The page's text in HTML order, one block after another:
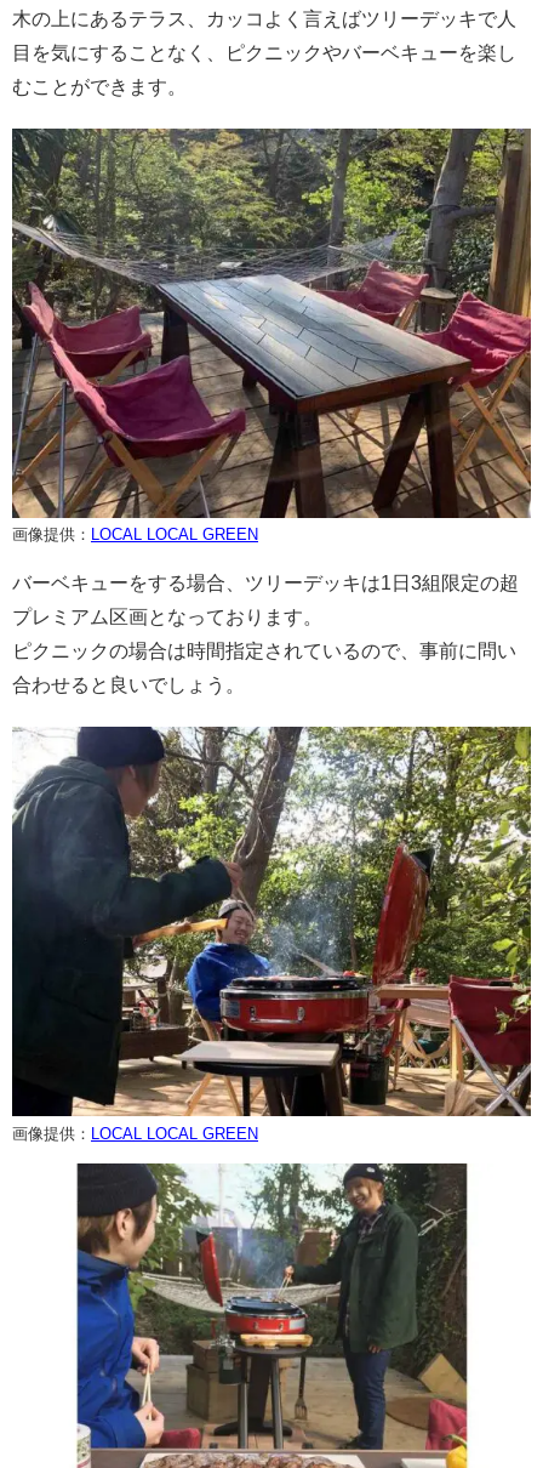
木の上にあるテラス、カッコよく言えばツリーデッキで人
目を気にすることなく、ピクニックやバーベキューを楽し
むことができます。
画像提供： LOCAL LOCAL GREEN
バーベキューをする場合、ツリーデッキは1日3組限定の超
プレミアム区画となっております。
ピクニックの場合は時間指定されているので、事前に問い
合わせると良いでしょう。
画像提供： LOCAL LOCAL GREEN